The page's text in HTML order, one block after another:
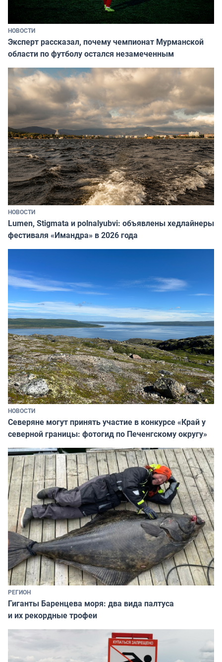
НОВОСТИ
Эксперт рассказал, почему чемпионат Мурманской
области по футболу остался незамеченным
НОВОСТИ
Lumen, Stigmata и polnalyubvi: объявлены хедлайнеры
фестиваля «Имандра» в 2026 года
НОВОСТИ
Северяне могут принять участие в конкурсе «Край у
северной границы: фотогид по Печенгскому округу»
РЕГИОН
Гиганты Баренцева моря: два вида палтуса
и их рекордные трофеи